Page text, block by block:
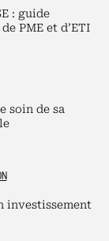
: guide
PME et d’ETI
soin de sa
investissement